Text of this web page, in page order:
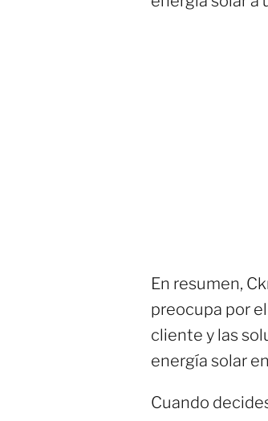
En resumen,
preocupa por
cliente y las
energía solar
Cuando